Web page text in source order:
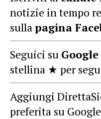
notizie in tempo
sullapagina
Seguici su Google
stellina ★ per
Aggiungi
preferita su Google